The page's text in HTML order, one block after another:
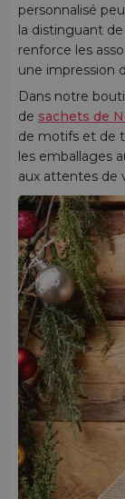
personnalisé
la distinguant
renforce les
une impression
Dans notre
de sachets de
de motifs et de
les emballages
aux attentes de